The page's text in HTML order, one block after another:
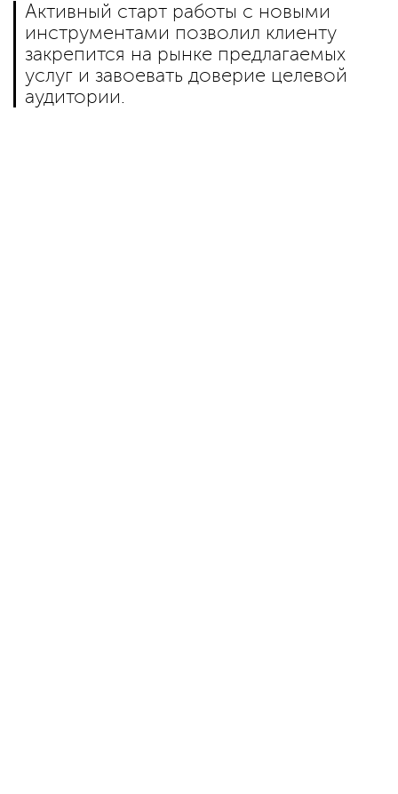
Активный старт работы с новыми
инструментами позволил клиенту
закрепится на рынке предлагаемых
услуг и завоевать доверие целевой
аудитории.